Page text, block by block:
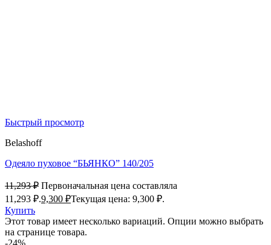
Быстрый просмотр
Belashoff
Одеяло пуховое “БЬЯНКО” 140/205
11,293₽ Первоначальная цена составляла
11,293 ₽.9,300 ₽Текущая цена: 9,300 ₽.
Купить
Этот товар имеет несколько вариаций. Опции можно выбрать
на странице товара.